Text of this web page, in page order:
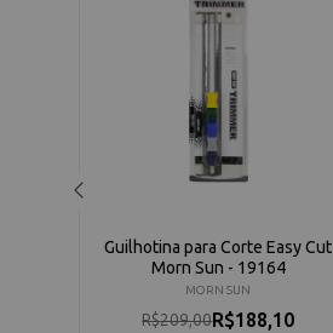
Guilhotina para Corte Easy Cut
Morn Sun - 19164
MORN SUN
R$209,00R$188,10